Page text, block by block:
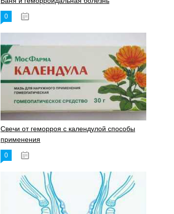
0
Свечи от геморроя с календулой способы
применения
0